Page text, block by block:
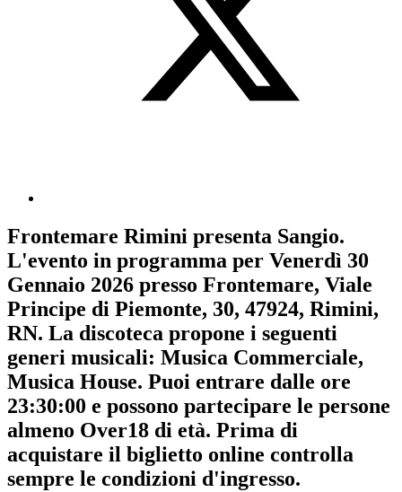
Frontemare Rimini presenta Sangio.
L'evento in programma per Venerdì 30
Gennaio 2026 presso Frontemare, Viale
Principe di Piemonte, 30, 47924, Rimini,
RN. La discoteca propone i seguenti
generi musicali: Musica Commerciale,
Musica House. Puoi entrare dalle ore
23:30:00 e possono partecipare le persone
almeno Over18 di età. Prima di
acquistare il biglietto online controlla
sempre le condizioni d'ingresso.